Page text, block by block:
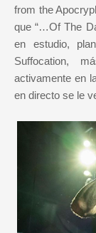
from the
que “…Of The
en estudio,
Suffocation,
activamente en
en directo se le